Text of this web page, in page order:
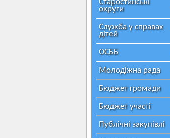
Старостинські
округи
Служба у справах
дітей
ОСББ
Молодіжна рада
Бюджет громади
Бюджет участі
Публічні закупівлі